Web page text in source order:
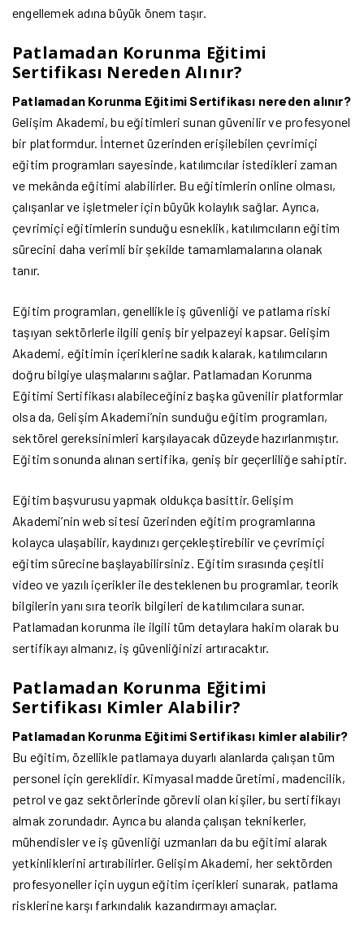
engellemek adına büyük önem taşır.
Patlamadan Korunma Eğitimi
Sertifikası Nereden Alınır?
Patlamadan Korunma Eğitimi Sertifikası nereden alınır?
Gelişim Akademi, bu eğitimleri sunan güvenilir ve profesyonel
bir platformdur. İnternet üzerinden erişilebilen çevrimiçi
eğitim programları sayesinde, katılımcılar istedikleri zaman
ve mekânda eğitimi alabilirler. Bu eğitimlerin online olması,
çalışanlar ve işletmeler için büyük kolaylık sağlar. Ayrıca,
çevrimiçi eğitimlerin sunduğu esneklik, katılımcıların eğitim
sürecini daha verimli bir şekilde tamamlamalarına olanak
tanır.
Eğitim programları, genellikle iş güvenliği ve patlama riski
taşıyan sektörlerle ilgili geniş bir yelpazeyi kapsar. Gelişim
Akademi, eğitimin içeriklerine sadık kalarak, katılımcıların
doğru bilgiye ulaşmalarını sağlar. Patlamadan Korunma
Eğitimi Sertifikası alabileceğiniz başka güvenilir platformlar
olsa da, Gelişim Akademi’nin sunduğu eğitim programları,
sektörel gereksinimleri karşılayacak düzeyde hazırlanmıştır.
Eğitim sonunda alınan sertifika, geniş bir geçerliliğe sahiptir.
Eğitim başvurusu yapmak oldukça basittir. Gelişim
Akademi’nin web sitesi üzerinden eğitim programlarına
kolayca ulaşabilir, kaydınızı gerçekleştirebilir ve çevrimiçi
eğitim sürecine başlayabilirsiniz. Eğitim sırasında çeşitli
video ve yazılı içerikler ile desteklenen bu programlar, teorik
bilgilerin yanı sıra teorik bilgileri de katılımcılara sunar.
Patlamadan korunma ile ilgili tüm detaylara hakim olarak bu
sertifikayı almanız, iş güvenliğinizi artıracaktır.
Patlamadan Korunma Eğitimi
Sertifikası Kimler Alabilir?
Patlamadan Korunma Eğitimi Sertifikası kimler alabilir?
Bu eğitim, özellikle patlamaya duyarlı alanlarda çalışan tüm
personel için gereklidir. Kimyasal madde üretimi, madencilik,
petrol ve gaz sektörlerinde görevli olan kişiler, bu sertifikayı
almak zorundadır. Ayrıca bu alanda çalışan teknikerler,
mühendisler ve iş güvenliği uzmanları da bu eğitimi alarak
yetkinliklerini artırabilirler. Gelişim Akademi, her sektörden
profesyoneller için uygun eğitim içerikleri sunarak, patlama
risklerine karşı farkındalık kazandırmayı amaçlar.